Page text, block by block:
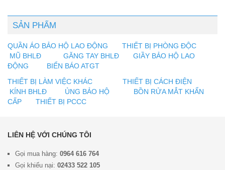
SẢN PHẨM
QUẦN ÁO BẢO HỘ LAO ĐỘNG
THIẾT BỊ PHÒNG ĐỘC
MŨ BHLĐ
GĂNG TAY BHLĐ
GIẦY BẢO HỘ LAO
ĐỘNG
BIỂN BÁO ATGT
THIẾT BỊ LÀM VIỆC KHÁC
THIẾT BỊ CÁCH ĐIỆN
KÍNH BHLĐ
ỦNG BẢO HỘ
BỒN RỬA MẮT KHẨN
CẤP
THIẾT BỊ PCCC
LIÊN HỆ VỚI CHÚNG TÔI
Gọi mua hàng: 0964 616 764
Gọi khiếu nại: 02433 522 105